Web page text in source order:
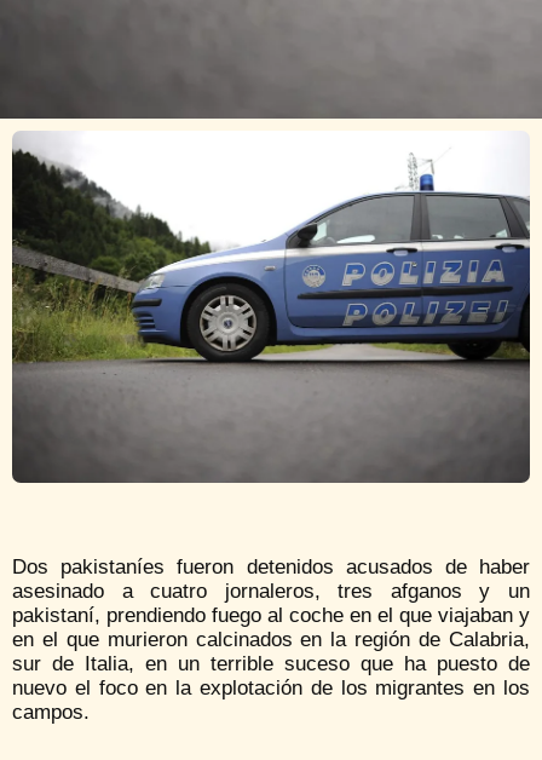
Dos pakistaníes fueron detenidos acusados de haber
asesinado a cuatro jornaleros, tres afganos y un
pakistaní, prendiendo fuego al coche en el que viajaban y
en el que murieron calcinados en la región de Calabria,
sur de Italia, en un terrible suceso que ha puesto de
nuevo el foco en la explotación de los migrantes en los
campos.